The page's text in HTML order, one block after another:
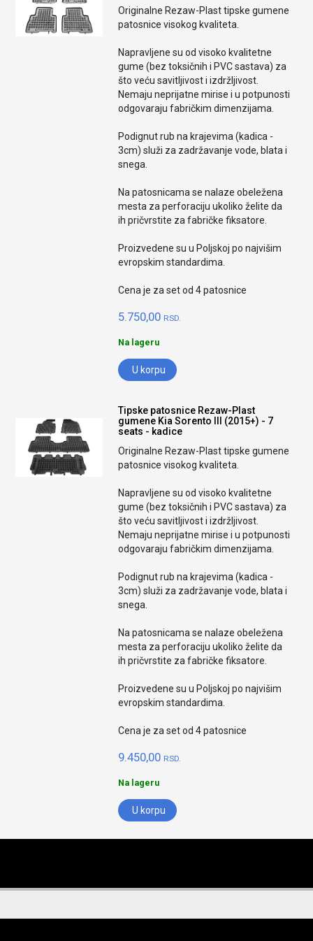
Originalne Rezaw-Plast tipske gumene
patosnice visokog kvaliteta.
Napravljene su od visoko kvalitetne
gume (bez toksičnih i PVC sastava) za
što veću savitljivost i izdržljivost.
Nemaju neprijatne mirise i u potpunosti
odgovaraju fabričkim dimenzijama.
Podignut rub na krajevima (kadica -
3cm) služi za zadržavanje vode, blata i
snega.
Na patosnicama se nalaze obeležena
mesta za perforaciju ukoliko želite da
ih pričvrstite za fabričke fiksatore.
Proizvedene su u Poljskoj po najvišim
evropskim standardima.
Cena je za set od 4 patosnice
5.750,00 RSD.
Na lageru
U korpu
Tipske patosnice Rezaw-Plast
gumene Kia Sorento III (2015+) - 7
seats - kadice
Originalne Rezaw-Plast tipske gumene
patosnice visokog kvaliteta.
Napravljene su od visoko kvalitetne
gume (bez toksičnih i PVC sastava) za
što veću savitljivost i izdržljivost.
Nemaju neprijatne mirise i u potpunosti
odgovaraju fabričkim dimenzijama.
Podignut rub na krajevima (kadica -
3cm) služi za zadržavanje vode, blata i
snega.
Na patosnicama se nalaze obeležena
mesta za perforaciju ukoliko želite da
ih pričvrstite za fabričke fiksatore.
Proizvedene su u Poljskoj po najvišim
evropskim standardima.
Cena je za set od 4 patosnice
9.450,00 RSD.
Na lageru
U korpu